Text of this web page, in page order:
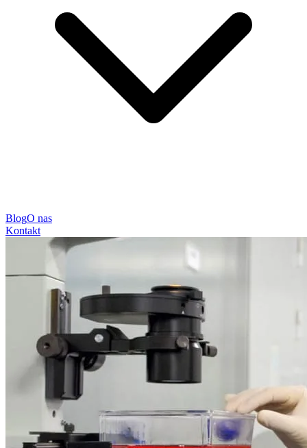
BlogO nas
Kontakt